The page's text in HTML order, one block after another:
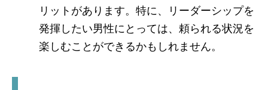
リットがあります。特に、リーダーシップを
発揮したい男性にとっては、頼られる状況を
楽しむことができるかもしれません。